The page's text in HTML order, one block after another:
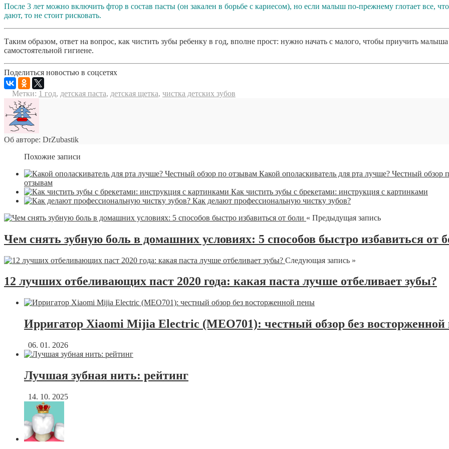
После 3 лет можно включить фтор в состав пасты (он закален в борьбе с кариесом), но если малыш по-прежнему глотает все,
дают, то не стоит рисковать.
Таким образом, ответ на вопрос, как чистить зубы ребенку в год, вполне прост: нужно начать с малого, чтобы приучить
самостоятельной гигиене.
Поделиться новостью в соцсетях
Метки: 1 год, детская паста, детская щетка, чистка детских зубов
Об авторе: DrZubastik
Похожие записи
Какой ополаскиватель для рта лучше? Честный обзор
отзывам
Как чистить зубы с брекетами: инструкция с картинками
Как делают профессиональную чистку зубов?
« Предыдущая запись
Чем снять зубную боль в домашних условиях: 5 способов быстро избавиться от
Следующая запись »
12 лучших отбеливающих паст 2020 года: какая паста лучше отбеливает зубы?
Ирригатор Xiaomi Mijia Electric (MEO701): честный обзор без
06. 01. 2026
Лучшая зубная нить: рейтинг
14. 10. 2025